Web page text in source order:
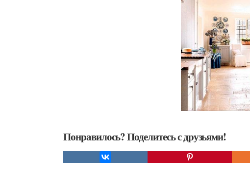
Понравилось? Поделитесь с друзьями!